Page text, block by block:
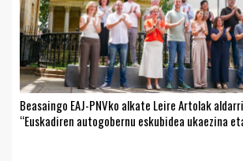
Beasaingo EAJ-PNVko alkate Leire Artolak
“Euskadiren autogobernu eskubidea ukaezina